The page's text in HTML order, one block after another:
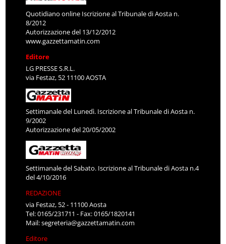
Quotidiano online Iscrizione al Tribunale di Aosta n.
8/2012
Autorizzazione del 13/12/2012
www.gazzettamatin.com
Editore
LG PRESSE S.R.L.
via Festaz, 52 11100 AOSTA
Settimanale del Lunedì. Iscrizione al Tribunale di Aosta n.
9/2002
Autorizzazione del 20/05/2002
Settimanale del Sabato. Iscrizione al Tribunale di Aosta n.4
del 4/10/2016
REDAZIONE
via Festaz, 52 - 11100 Aosta
Tel: 0165/231711 - Fax: 0165/1820141
Mail:segreteria@gazzettamatin.com
Editore